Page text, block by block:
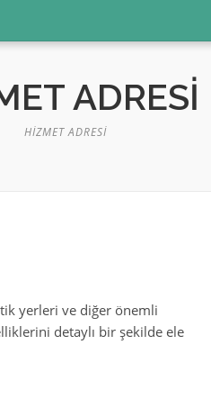
ADRESI
HIZMET ADRESI
yerleri ve diğer önemli
detaylı bir şekilde ele